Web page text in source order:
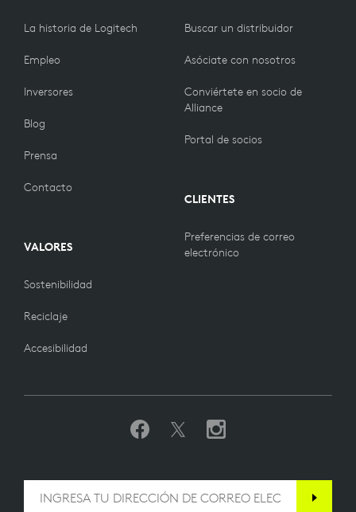
La historia de Logitech
Empleo
Inversores
Blog
Prensa
Contacto
VALORES
Sostenibilidad
Reciclaje
Accesibilidad
Buscar un distribuidor
Asóciate con nosotros
Conviértete en socio de
Alliance
Portal de socios
CLIENTES
Preferencias de correo
electrónico